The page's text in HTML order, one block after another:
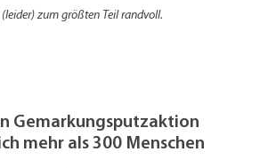
zum größten Teil randvoll.
Gemarkungsputzaktion
mehr als 300 Menschen